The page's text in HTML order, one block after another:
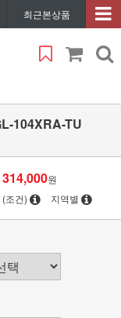
최근본상품
104XRA-TU
314,000원
(조건) 지역별